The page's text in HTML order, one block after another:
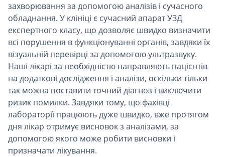
захворювання за допомогою аналізів і сучасного
обладнання. У клініці є сучасний апарат УЗД
експертного класу, що дозволяє швидко визначити
всі порушення в функціонуванні органів, завдяки їх
візуальній перевірці за допомогою ультразвуку.
Наші лікарі за необхідністю направляють пацієнтів
на додаткові дослідження і аналізи, оскільки тільки
так можна поставити точний діагноз і виключити
ризик помилки. Завдяки тому, що фахівці
лабораторії працюють дуже швидко, вже протягом
дня лікар отримує висновок з аналізами, за
допомогою якого може робити висновки і
призначати лікування.